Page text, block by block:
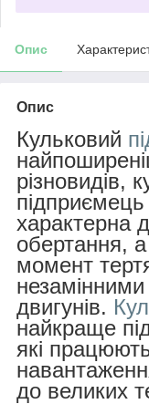
Опис
Опис
Кульковий
різновидів,
характерна
обертання,
момент
незамінними
двигунів.
найкраще
які
до великих